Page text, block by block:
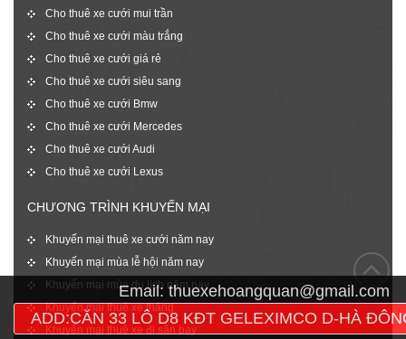
Cho thuê xe cưới mui trần
Cho thuê xe cưới màu trắng
Cho thuê xe cưới giá rẻ
Cho thuê xe cưới siêu sang
Cho thuê xe cưới Bmw
Cho thuê xe cưới Mercedes
Cho thuê xe cưới Audi
Cho thuê xe cưới Lexus
CHƯƠNG TRÌNH KHUYẾN MẠI
Khuyến mại thuê xe cưới năm nay
Khuyến mại mùa lễ hội năm nay
Khuyến mại mùa du lịch năm nay
Khuyến mại thuê xe tháng
Khuyến mại thuê xe đi sân bay
Email:thuexehoangquan@gmail.com
ADD:CĂN 33 LÔ D8 KĐT GELEXIMCO D-HÀ